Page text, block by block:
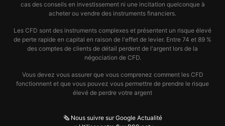
cas des conseils en investissement ni une incitation quelconque à
acheter ou vendre des instruments financiers.
Les CFD sont des instruments complexes et présentent un risque élevé
de perte rapide en capital en raison de l'effet de levier. Entre 74 et 89 %
des comptes de clients de détail perdent de l'argent lors de la
négociation de CFD.
Vous devez vous assurer que vous comprenez comment les CFD
fonctionnent et que vous pouvez vous permettre de prendre le risque
élevé de perdre votre argent
🗞️ Nous suivre sur Google Actualité